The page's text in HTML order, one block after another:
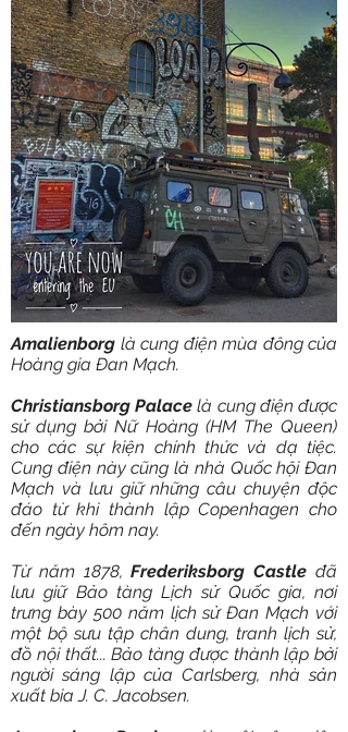
Amalienborg là cung điện mùa đông của
Hoàng gia Đan Mạch.
Christiansborg Palace là cung điện được
sử dụng bởi Nữ Hoàng (HM The Queen)
cho các sự kiện chính thức và dạ tiệc.
Cung điện này cũng là nhà Quốc hội Đan
Mạch và lưu giữ những câu chuyện độc
đáo từ khi thành lập Copenhagen cho
đến ngày hôm nay.
Từ năm 1878,Frederiksborg Castleđã
lưu giữ Bảo tàng Lịch sử Quốc gia, nơi
trưng bày 500 năm lịch sử Đan Mạch với
một bộ sưu tập chân dung, tranh lịch sử,
đồ nội thất... Bảo tàng được thành lập bởi
người sáng lập của Carlsberg, nhà sản
xuất bia J. C. Jacobsen.